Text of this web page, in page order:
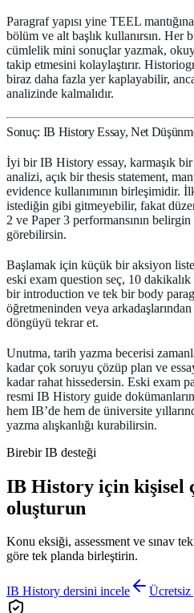
Paragraf yapısı yine TEEL
bölüm ve alt başlık kullanırsın. Her
cümlelik mini sonuçlar yazmak,
takip etmesini kolaylaştırır.
biraz daha fazla yer kaplayabilir,
analizinde kalmalıdır.
Sonuç: IB History Essay, Net
İyi birIB History essay, karmaşık
analizi, açık bir thesis statement,
evidence kullanımının birleşimidir.
istediğin gibi gitmeyebilir, fakat
2 ve Paper 3 performansının
görebilirsin.
Başlamak için küçük bir aksiyon
eski exam question seç, 10
bir introduction ve tek bir body
öğretmeninden veya
döngüyü tekrar et.
Unutma, tarih yazma becerisi
kadar çok soruyu çözüp plan ve
kadar rahat hissedersin. Eski exam
resmi IB History guide
hem IB’de hem de üniversite
yazma alışkanlığı kurabilirsin.
Birebir IB desteği
IB History için kişisel
oluşturun
Konu eksiği, assessment ve sınav
göre tek planda birleştirin.
IB History dersini incele Ücretsiz